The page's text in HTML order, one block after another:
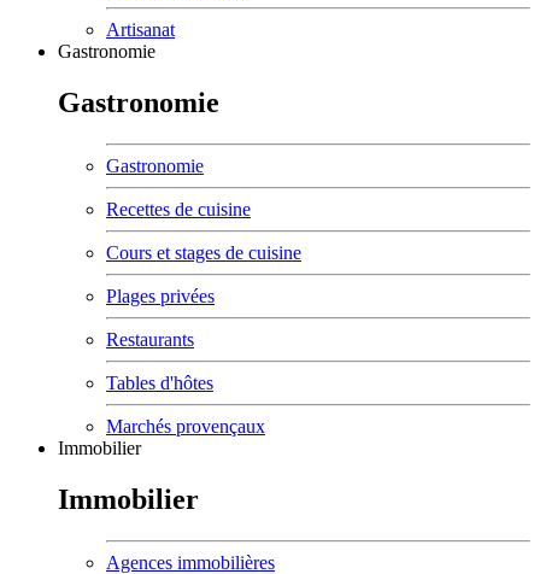
Artisanat
Gastronomie
Gastronomie
Gastronomie
Recettes de cuisine
Cours et stages de cuisine
Plages privées
Restaurants
Tables d'hôtes
Marchés provençaux
Immobilier
Immobilier
Agences immobilières